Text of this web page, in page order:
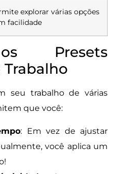
explorar várias opções
facilidade
Presets
seu trabalho de várias
que você:
: Em vez de ajustar
você aplica um